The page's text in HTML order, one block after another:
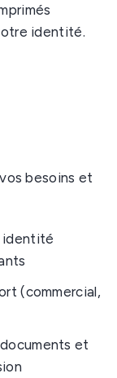
identité.
besoins et
identité
(commercial,
et